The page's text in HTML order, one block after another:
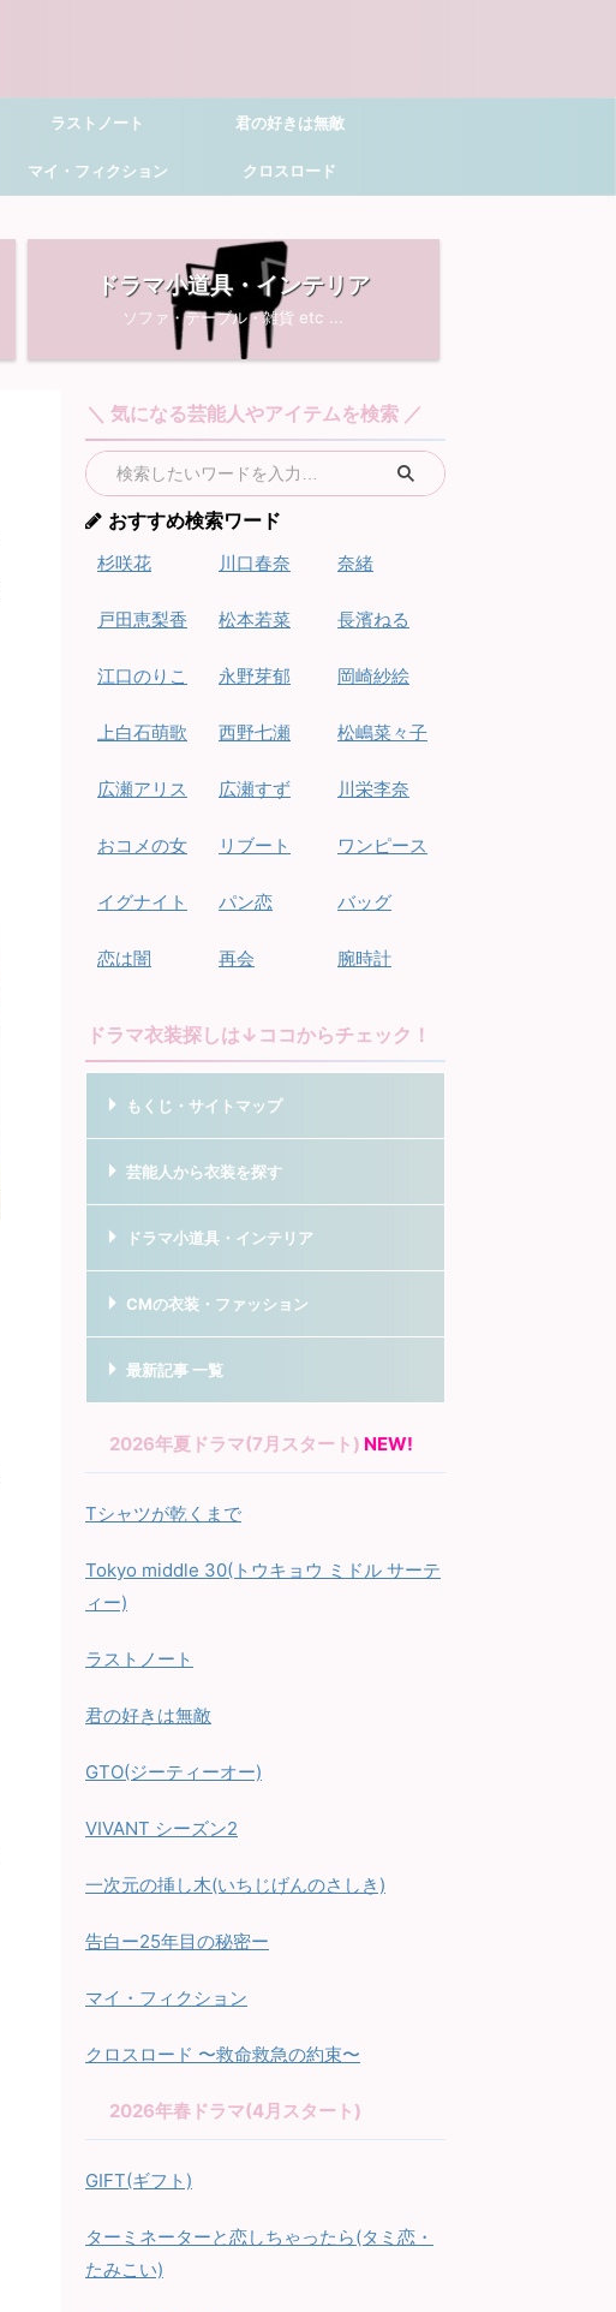
ラストノート 君の好きは無敵
マイ・フィクション
クロスロード
ドラマ小道具・インテリア
ソファ・テーブル・雑貨 etc ...
＼ 気になる芸能人やアイテムを検索 ／
おすすめ検索ワード
杉咲花
戸田恵梨香
江口のりこ
上白石萌歌
広瀬アリス
おコメの女
イグナイト
恋は闇
川口春奈
松本若菜
永野芽郁
西野七瀬
広瀬すず
リブート
パン恋
再会
奈緒
長濱ねる
岡崎紗絵
松嶋菜々子
川栄李奈
ワンピース
バッグ
腕時計
ドラマ衣装探しは↓ココからチェック！
もくじ・サイトマップ
芸能人から衣装を探す
ドラマ小道具・インテリア
CMの衣装・ファッション
最新記事 一覧
2026年夏ドラマ(7月スタート) NEW!
Tシャツが乾くまで
Tokyo middle 30(トウキョウ ミドル サーテ
ィー)
ラストノート
君の好きは無敵
GTO(ジーティーオー)
VIVANT シーズン2
一次元の挿し木(いちじげんのさしき)
告白ー25年目の秘密ー
マイ・フィクション
クロスロード 〜救命救急の約束〜
2026年春ドラマ(4月スタート)
GIFT(ギフト)
ターミネーターと恋しちゃったら(タミ恋・
たみこい)